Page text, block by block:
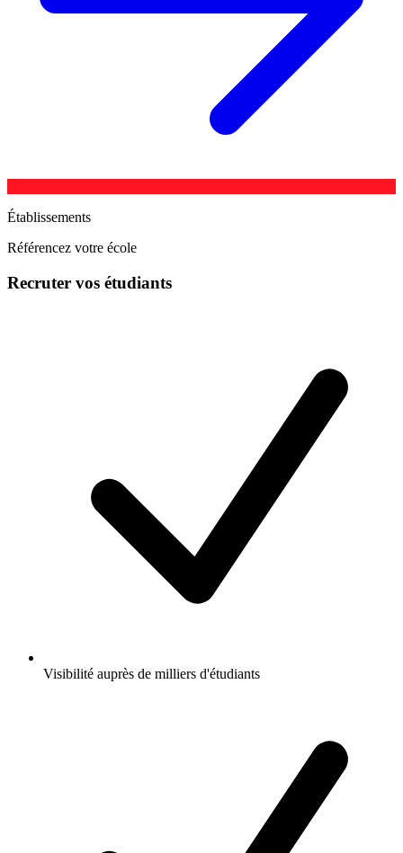
Établissements
Référencez votre école
Recruter vos étudiants
Visibilité auprès de milliers d'étudiants